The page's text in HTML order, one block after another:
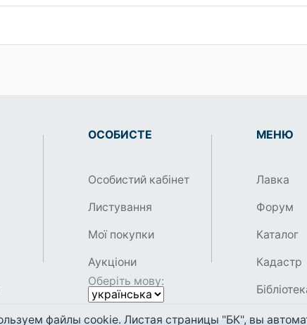
ОСОБИСТЕ
Особистий кабінет
Листування
Мої покупки
Аукціони
Оберіть мову:
МЕНЮ
Лавка
Форум
Каталог
Кадастр
файлы cookie. Листая страницы "БК", вы